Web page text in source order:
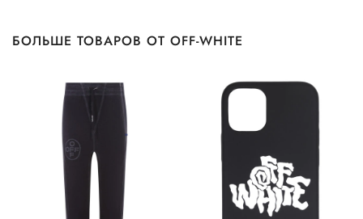
БОЛЬШЕ ТОВАРОВ ОТ OFF-WHITE